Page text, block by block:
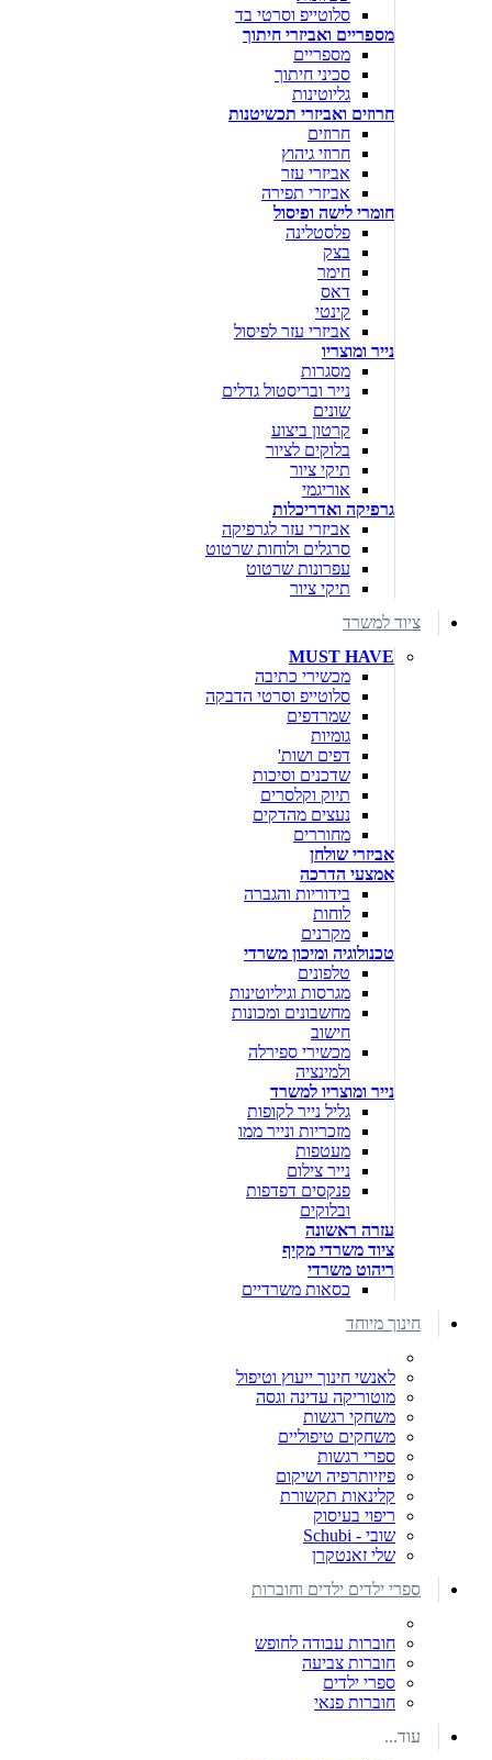
סלוטייפ וסרטי בד
מספריים ואביזרי חיתוך
מספריים
סכיני חיתוך
גליוטינות
חרוזים ואביזרי תכשיטנות
חרוזים
חרוזי גיהוץ
אביזרי עזר
אביזרי תפירה
חומרי לישה ופיסול
פלסטלינה
בצק
חימר
דאס
קינטי
אביזרי עזר לפיסול
נייר ומוצריו
מסגרות
נייר ובריסטול גדלים
שונים
קרטון ביצוע
בלוקים לציור
תיקי ציור
אוריגמי
גרפיקה ואדריכלות
אביזרי עזר לגרפיקה
סרגלים ולוחות שרטוט
עפרונות שרטוט
תיקי ציור
ציוד למשרד
MUST HAVE
מכשירי כתיבה
סלוטייפ וסרטי הדבקה
שמרדפים
גומיות
דפים ושות'
שדכנים וסיכות
תיוק וקלסרים
נעצים מהדקים
מחוררים
אביזרי שולחן
אמצעי הדרכה
בידוריות והגברה
לוחות
מקרנים
טכנולוגיה ומיכון משרדי
טלפונים
מגרסות וגיליוטינות
מחשבונים ומכונות
חישוב
מכשירי ספירלה
ולמינציה
נייר ומוצריו למשרד
גליל נייר לקופות
מזכריות ונייר ממו
מעטפות
נייר צילום
פנקסים דפדפות
ובלוקים
עזרה ראשונה
ציוד משרדי מקיף
ריהוט משרדי
כסאות משרדיים
חינוך מיוחד
לאנשי חינוך ייעוץ וטיפול
מוטוריקה עדינה וגסה
משחקי רגשות
משחקים טיפוליים
ספרי רגשות
פיזיותרפיה ושיקום
קלינאות תקשורת
ריפוי בעיסוק
שובי - Schubi
שלי זאנטקרן
ספרי ילדים ילדים וחוברות
חוברות עבודה לחופש
חוברות צביעה
ספרי ילדים
חוברות פנאי
עוד...